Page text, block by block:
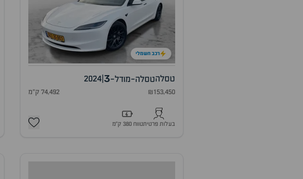
רכב חשמלי
טסלהטסלה-מודל-3
|
2024
₪153,450 74,492 ק"מ
בעלות פרטיתטווח 380 ק״מ